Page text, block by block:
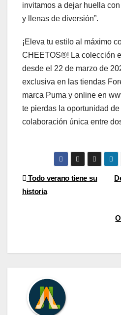
invitamos a dejar huella
y llenas de diversión”.
¡Eleva tu estilo al máximo
CHEETOS®! La colección
desde el 22 de marzo de
exclusiva en las tiendas
marca Puma y online en
te pierdas la oportunidad
colaboración única entre
Navegación
de
Todo verano tiene su
historia